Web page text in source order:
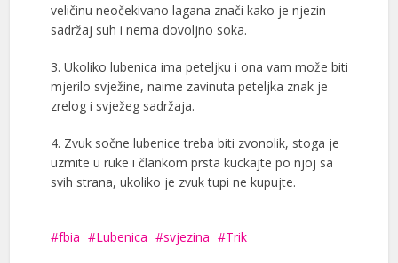
veličinu neočekivano lagana znači kako je njezin
sadržaj suh i nema dovoljno soka.
3. Ukoliko lubenica ima peteljku i ona vam može biti
mjerilo svježine, naime zavinuta peteljka znak je
zrelog i svježeg sadržaja.
4. Zvuk sočne lubenice treba biti zvonolik, stoga je
uzmite u ruke i člankom prsta kuckajte po njoj sa
svih strana, ukoliko je zvuk tupi ne kupujte.
fbia Lubenica svjezina Trik